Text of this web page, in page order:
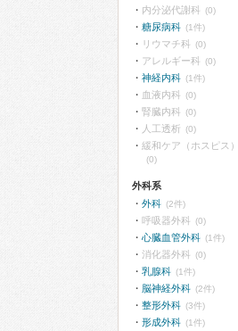
内分泌代謝科 (0)
糖尿病科 (1件)
リウマチ科 (0)
アレルギー科 (0)
神経内科 (1件)
血液内科 (0)
腎臓内科 (0)
人工透析 (0)
緩和ケア（ホスピス）
(0)
外科系
外科 (2件)
呼吸器外科 (0)
心臓血管外科 (1件)
消化器外科 (0)
乳腺科 (1件)
脳神経外科 (2件)
整形外科 (3件)
形成外科 (1件)